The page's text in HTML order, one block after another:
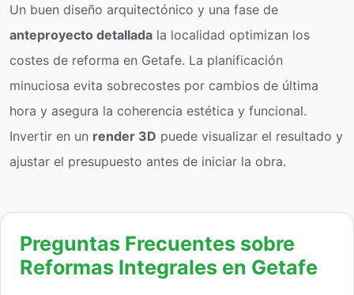
Un buen diseño arquitectónico y una fase de
anteproyecto detallada la localidad optimizan los
costes de reforma en Getafe. La planificación
minuciosa evita sobrecostes por cambios de última
hora y asegura la coherencia estética y funcional.
Invertir en un render 3D puede visualizar el resultado y
ajustar el presupuesto antes de iniciar la obra.
Preguntas Frecuentes sobre
Reformas Integrales en Getafe